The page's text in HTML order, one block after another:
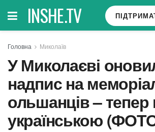
INSHE.TV
Головна Миколаїв
У Миколаєві
надпис на
ольшанців – тепер
українською